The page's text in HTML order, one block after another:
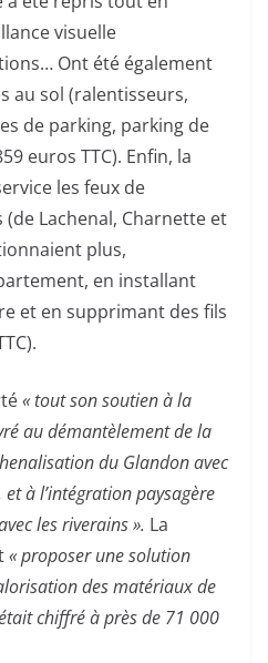
visuelle
Ont été également
au sol (ralentisseurs,
de parking, parking de
euros TTC). Enfin, la
les feux de
(de Lachenal, Charnette et
plus,
en installant
et en supprimant des fils
« tout son soutien à la
au démantèlement de la
du Glandon avec
et à l’intégration paysagère
les riverains ». La
« proposer une solution
des matériaux de
chiffré à près de 71 000